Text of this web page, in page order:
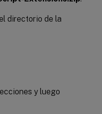
directorio de la
y luego